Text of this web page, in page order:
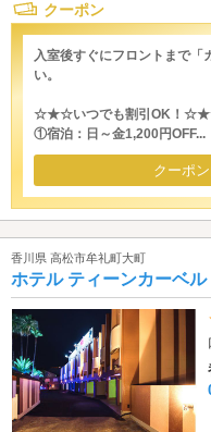
クーポン
入室後すぐにフロントまで「
い。
☆★☆いつでも割引OK！
①宿泊：日～金1,200円OFF...
クーポ
香川県 高松市牟礼町大町
ホテル ティーンカーベル